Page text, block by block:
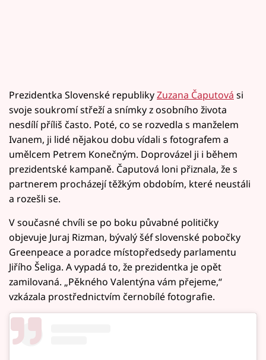
Prezidentka Slovenské republikyZuzana Čaputová si
svoje soukromí střeží a snímky z osobního života
nesdílí příliš často. Poté, co se rozvedla s manželem
Ivanem, ji lidé nějakou dobu vídali s fotografem a
umělcem Petrem Konečným. Doprovázel ji i během
prezidentské kampaně. Čaputová loni přiznala, že s
partnerem procházejí těžkým obdobím, které neustáli
a rozešli se.
V současné chvíli se po boku půvabné političky
objevuje Juraj Rizman, bývalý šéf slovenské pobočky
Greenpeace a poradce místopředsedy parlamentu
Jiřího Šeliga. A vypadá to, že prezidentka je opět
zamilovaná. „Pěkného Valentýna vám přejeme,“
vzkázala prostřednictvím černobílé fotografie.